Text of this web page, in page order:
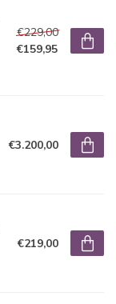
€229,00
€159,95
€3.200,00
€219,00